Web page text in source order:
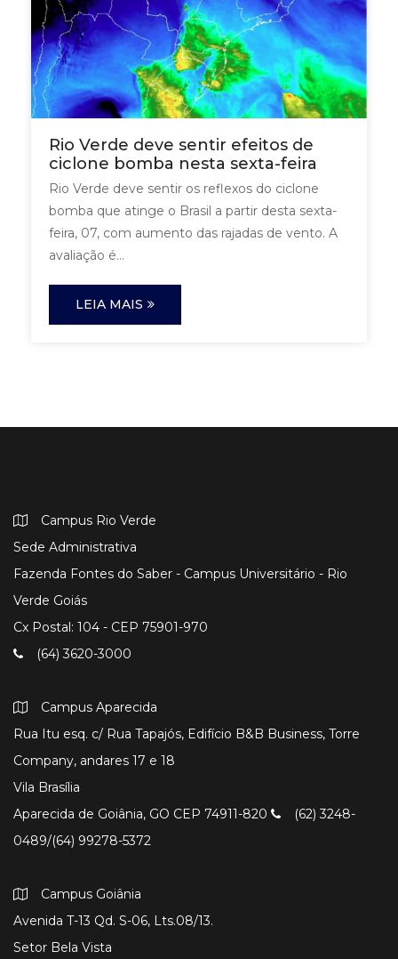
Rio Verde deve sentir efeitos de
ciclone bomba nesta sexta-feira
Rio Verde deve sentir os reflexos do ciclone
bomba que atinge o Brasil a partir desta sexta-
feira, 07, com aumento das rajadas de vento. A
avaliação é...
LEIA MAIS
Campus Rio Verde
Sede Administrativa
Fazenda Fontes do Saber - Campus Universitário - Rio
Verde Goiás
Cx Postal: 104 - CEP 75901-970
(64) 3620-3000
Campus Aparecida
Rua Itu esq. c/ Rua Tapajós, Edifício B&B Business, Torre
Company, andares 17 e 18
Vila Brasília
Aparecida de Goiânia, GO CEP 74911-820
(62) 3248-
0489/(64) 99278-5372
Campus Goiânia
Avenida T-13 Qd. S-06, Lts.08/13.
Setor Bela Vista